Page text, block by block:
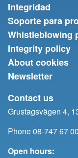
Integridad
Soporte para
Whistleblowing
Integrity policy
About cookies
Newsletter
Contact us
Grustagsvägen 4,
Phone 08-747 67 00
Open hours: